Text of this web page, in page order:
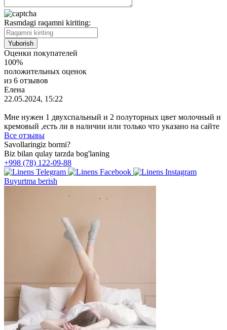
Rasmdagi raqamni kiriting:
Оценки покупателей
100%
положительных оценок
из 6 отзывов
Елена
22.05.2024, 15:22
Мне нужен 1 двухспальный и 2 полуторных цвет молочный и
кремовый ,есть ли в наличии или только что указано на сайте
Все отзывы
Savollaringiz bormi?
Biz bilan qulay tarzda bog'laning
+998 (78) 122-09-88
Buyurtma berish